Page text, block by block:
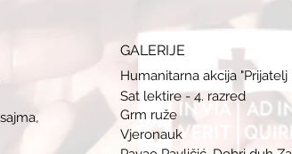
GALERIJE
Humanitarna akcija "Prijatelj
Sat lektire - 4. razred
Grm ruže
Vjeronauk